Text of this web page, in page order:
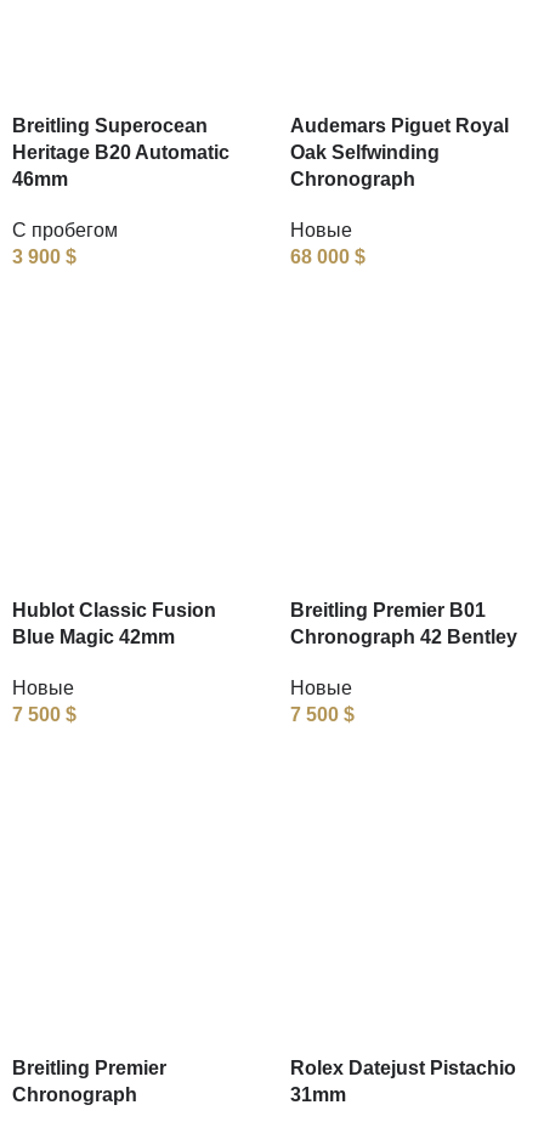
Breitling Superocean
Heritage B20 Automatic
46mm
С пробегом
3 900 $
Audemars Piguet Royal
Oak Selfwinding
Chronograph
Новые
68 000 $
Hublot Classic Fusion
Blue Magic 42mm
Новые
7 500 $
Breitling Premier B01
Chronograph 42 Bentley
Новые
7 500 $
Breitling Premier
Chronograph
Rolex Datejust Pistachio
31mm